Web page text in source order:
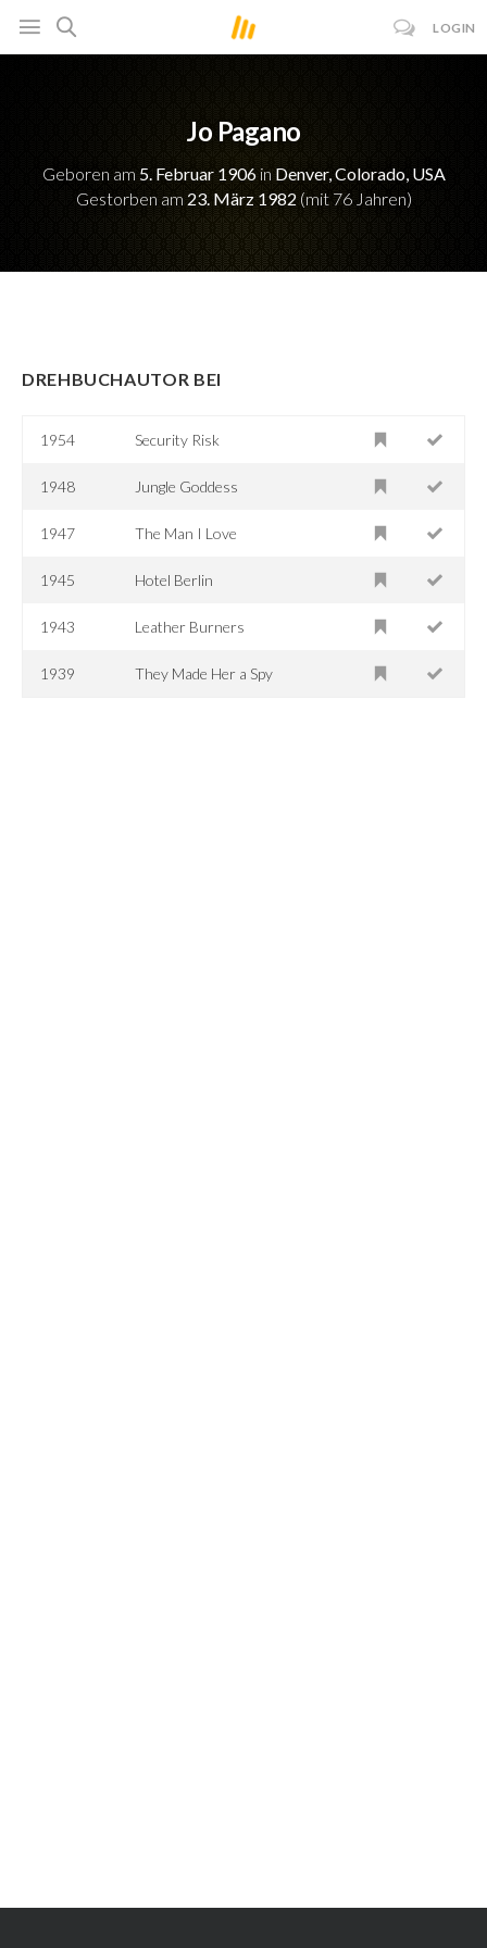
LOGIN
Jo Pagano
Geboren am 5. Februar 1906in Denver, Colorado, USA
Gestorben am 23. März 1982(mit 76 Jahren)
DREHBUCHAUTOR BEI
1954 Security Risk
1948 Jungle Goddess
1947 The Man I Love
1945 Hotel Berlin
1943 Leather Burners
1939 They Made Her a Spy